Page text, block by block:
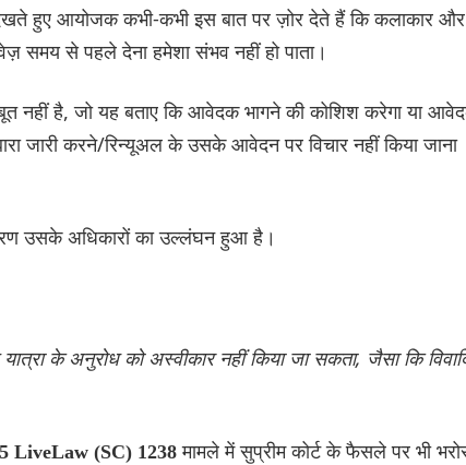
हुए आयोजक कभी-कभी इस बात पर ज़ोर देते हैं कि कलाकार और
समय से पहले देना हमेशा संभव नहीं हो पाता।
नहीं है, जो यह बताए कि आवेदक भागने की कोशिश करेगा या
जारी करने/रिन्यूअल के उसके आवेदन पर विचार नहीं किया जाना
उसके अधिकारों का उल्लंघन हुआ है।
के अनुरोध को अस्वीकार नहीं किया जा सकता, जैसा कि
LiveLaw (SC) 1238मामले में सुप्रीम कोर्ट के फैसले पर भी